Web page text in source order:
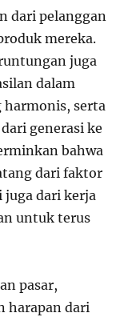
dari pelanggan
mereka.
juga
dalam
harmonis, serta
generasi ke
bahwa
dari faktor
juga dari kerja
untuk terus
pasar,
harapan dari